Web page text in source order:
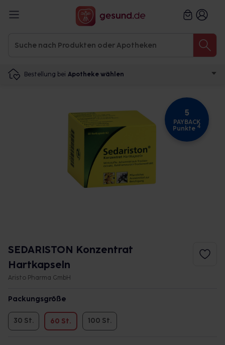
Bestellung bei Apotheke wählen
5
PAYBACK
Punkte 4
SEDARISTON Konzentrat
Hartkapseln
Aristo Pharma GmbH
Packungsgröße
30 St. 60 St. 100 St.